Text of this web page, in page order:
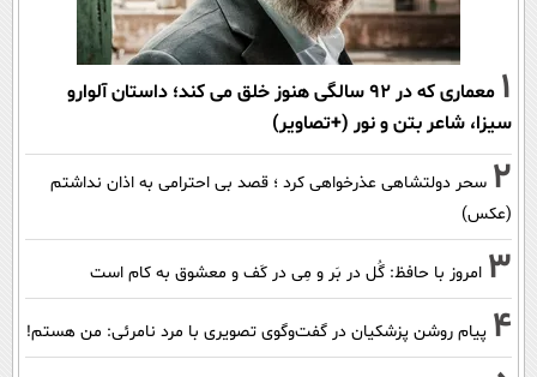
1
معماری که در 92 سالگی هنوز خلق می کند؛ داستان آلوارو
سیزا، شاعر بتن و نور (+تصاویر)
2 سحر دولتشاهی عذرخواهی کرد ؛ قصد بی احترامی به اذان نداشتم
(عکس)
3 امروز با حافظ: گُل در بَر و مِی در کَف و معشوق به کام است
4 پیام روشن پزشکیان در گفت‌و‌گوی تصویری با مرد نامرئی: من هستم!